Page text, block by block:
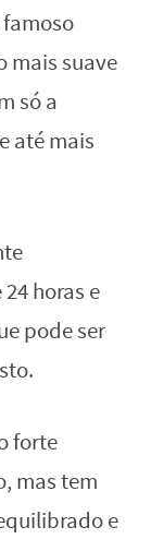
mais suave
só a
até mais
horas e
pode ser
forte
mas tem
e